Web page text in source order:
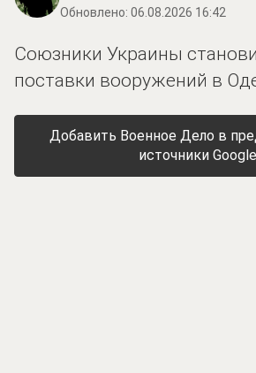
Обновлено: 06.08.2026 16:42
Союзники Украины
поставки вооружений в
Добавить Военное Дело в
источники Google